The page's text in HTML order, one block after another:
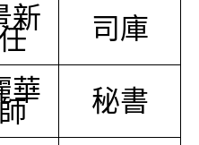
新 司庫
華 秘書